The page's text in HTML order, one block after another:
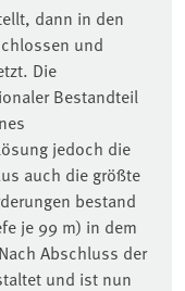
dann in den
und
Die
Bestandteil
jedoch die
auch die größte
bestand
je 99 m) in dem
Abschluss der
und ist nun